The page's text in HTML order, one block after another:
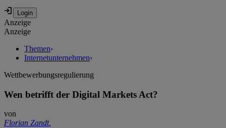
Anzeige
Anzeige
Themen›
Internetunternehmen›
Wettbewerbungsregulierung
Wen betrifft der Digital Markets Act?
von
Florian Zandt,